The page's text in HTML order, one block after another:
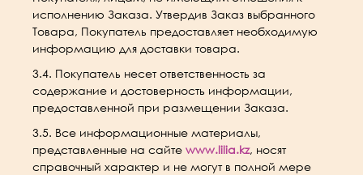
исполнению Заказа. Утвердив Заказ выбранного
Товара, Покупатель предоставляет необходимую
информацию для доставки товара.
3.4. Покупатель несет ответственность за
содержание и достоверность информации,
предоставленной при размещении Заказа.
3.5. Все информационные материалы,
представленные на сайте www.lilia.kz, носят
справочный характер и не могут в полной мере